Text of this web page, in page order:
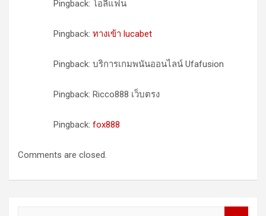
Pingback: โอลี่แฟน
Pingback: ทางเข้า lucabet
Pingback: บริการเกมพนันออนไลน์ Ufafusion
Pingback: Ricco888 เว็บตรง
Pingback: fox888
Comments are closed.